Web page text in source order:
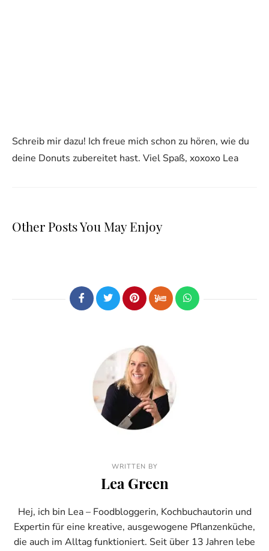
Schreib mir dazu! Ich freue mich schon zu hören, wie du
deine Donuts zubereitet hast. Viel Spaß, xoxoxo Lea
Other Posts You May Enjoy
WRITTEN BY
Lea Green
Hej, ich bin Lea – Foodbloggerin, Kochbuchautorin und
Expertin für eine kreative, ausgewogene Pflanzenküche,
die auch im Alltag funktioniert. Seit über 13 Jahren lebe